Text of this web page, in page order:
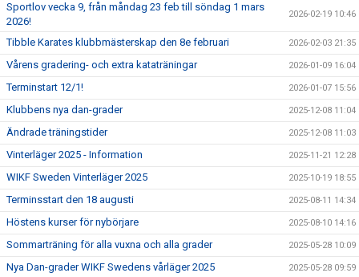
Sportlov vecka 9, från måndag 23 feb till söndag 1 mars
2026!
2026-02-19 10:46
Tibble Karates klubbmästerskap den 8e februari 2026-02-03 21:35
Vårens gradering- och extra kataträningar 2026-01-09 16:04
Terminstart 12/1! 2026-01-07 15:56
Klubbens nya dan-grader 2025-12-08 11:04
Ändrade träningstider 2025-12-08 11:03
Vinterläger 2025 - Information 2025-11-21 12:28
WIKF Sweden Vinterläger 2025 2025-10-19 18:55
Terminsstart den 18 augusti 2025-08-11 14:34
Höstens kurser för nybörjare 2025-08-10 14:16
Sommarträning för alla vuxna och alla grader 2025-05-28 10:09
Nya Dan-grader WIKF Swedens vårläger 2025 2025-05-28 09:59